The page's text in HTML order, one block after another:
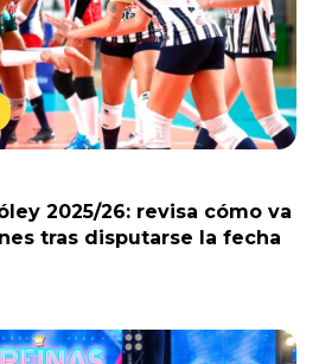
2025/26: revisa cómo va
tras disputarse la fecha